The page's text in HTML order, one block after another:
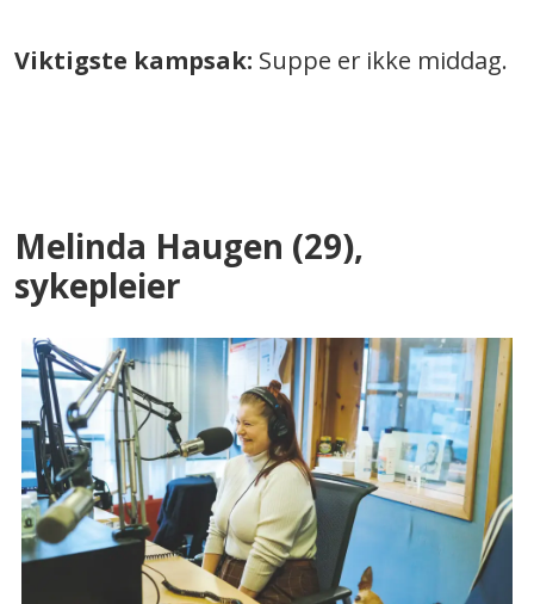
Viktigste kampsak: Suppe er ikke middag.
Melinda Haugen (29),
sykepleier